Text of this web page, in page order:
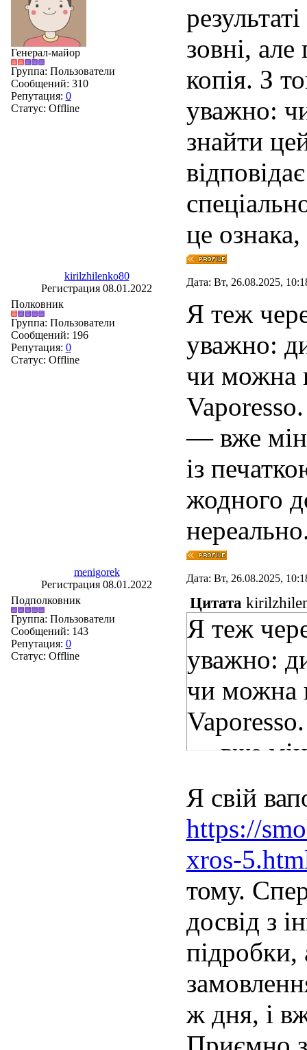
Генерал-майор
Группа: Пользователи
Сообщений: 310
Репутация: 0
Статус: Offline
зовні,
копія. З
уважно:
знайти
це
kirilzhilenko80
Регистрация 08.01.2022
Дата: Вт, 26.08.2025,
Полковник
Группа: Пользователи
Сообщений: 196
Репутация: 0
Статус: Offline
Я теж
уважно:
чи можна
— вже
із
жодного
menigorek
Регистрация 08.01.2022
Дата: Вт, 26.08.2025,
Подполковник
Группа: Пользователи
Сообщений: 143
Репутация: 0
Статус: Offline
Цитата
Я теж
уважно:
чи можна
— вже
із
жодного
Я свій
https://
xros-
тому.
досвід з
ж дня, і